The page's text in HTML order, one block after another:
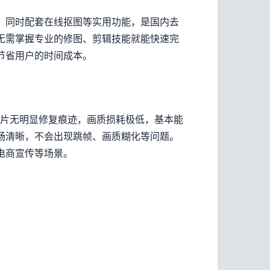
时配套在线抠图等实用功能，是国内去
掌握专业的修图、剪辑技能就能快速完
用户的时间成本。
无明显修复痕迹，画质损耗极低，基本能
晰，不会出现跳帧、画质糊化等问题。
宣传等场景。